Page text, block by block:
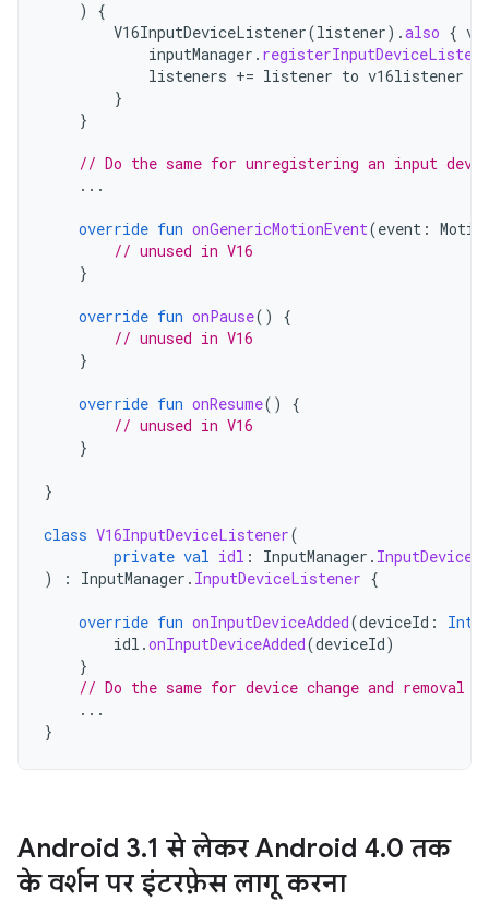
)
{
V16InputDeviceListener(listener).also {
inputManager .
listeners += listener to v16listener
}
}
// Do the same for unregistering an input
...
override fun onGenericMotionEvent(event :
// unused in V16
}
override fun onPause()
{
// unused in V16
}
override fun onResume()
{
// unused in V16
}
}
class V16InputDeviceListener(
private val idl : InputManager .
)
: InputManager . InputDeviceListener {
override fun onInputDeviceAdded(deviceId : Int
idl .onInputDeviceAdded(deviceId)
}
// Do the same for device change and removal
...
}
Android 3.1 से लेकर Android 4.0 तक
के वर्शन पर इंटरफ़ेस लागू करना